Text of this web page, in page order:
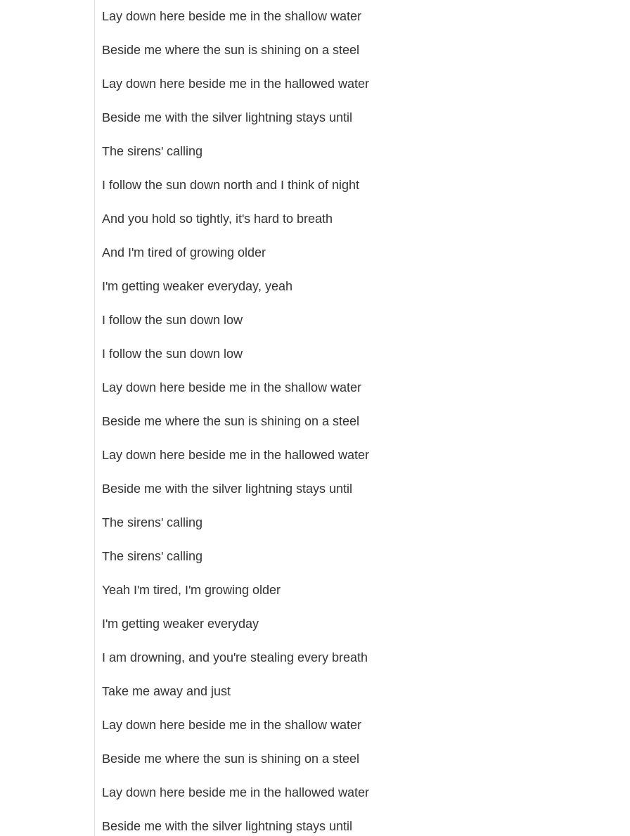
Lay down here beside me in the shallow water
Beside me where the sun is shining on a steel
Lay down here beside me in the hallowed water
Beside me with the silver lightning stays until
The sirens' calling
I follow the sun down north and I think of night
And you hold so tightly, it's hard to breath
And I'm tired of growing older
I'm getting weaker everyday, yeah
I follow the sun down low
I follow the sun down low
Lay down here beside me in the shallow water
Beside me where the sun is shining on a steel
Lay down here beside me in the hallowed water
Beside me with the silver lightning stays until
The sirens' calling
The sirens' calling
Yeah I'm tired, I'm growing older
I'm getting weaker everyday
I am drowning, and you're stealing every breath
Take me away and just
Lay down here beside me in the shallow water
Beside me where the sun is shining on a steel
Lay down here beside me in the hallowed water
Beside me with the silver lightning stays until